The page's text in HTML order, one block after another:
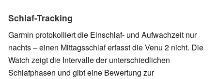
Schlaf-Tracking
Garmin protokolliert die Einschlaf- und Aufwachzeit nur
nachts – einen Mittagsschlaf erfasst die Venu 2 nicht. Die
Watch zeigt die Intervalle der unterschiedlichen
Schlafphasen und gibt eine Bewertung zur